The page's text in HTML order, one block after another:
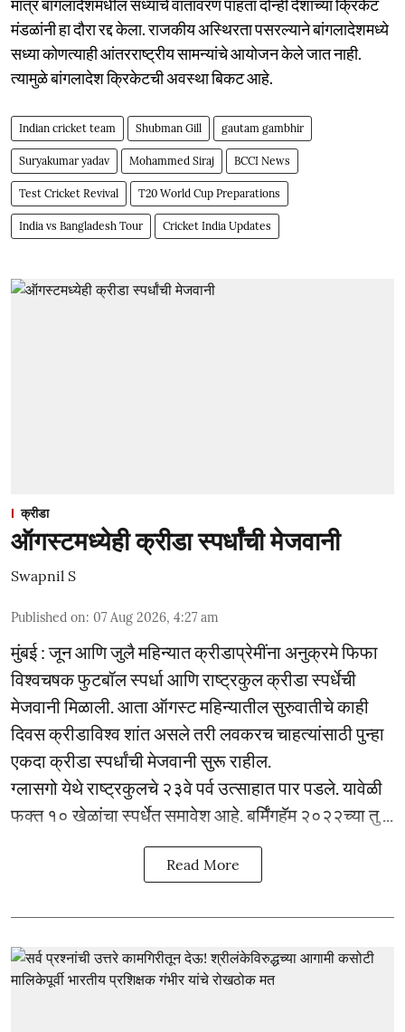
मात्र बांगलादेशमधील सध्याचे वातावरण पाहता दोन्ही देशांच्या क्रिकेट
मंडळांनी हा दौरा रद्द केला. राजकीय अस्थिरता पसरल्याने बांगलादेशमध्ये
सध्या कोणत्याही आंतरराष्ट्रीय सामन्यांचे आयोजन केले जात नाही.
त्यामुळे बांगलादेश क्रिकेटची अवस्था बिकट आहे.
Indian cricket team Shubman Gill gautam gambhir
Suryakumar yadav Mohammed Siraj BCCI News
Test Cricket Revival T20 World Cup Preparations
India vs Bangladesh Tour Cricket India Updates
क्रीडा
ऑगस्टमध्येही क्रीडा स्पर्धांची मेजवानी
Swapnil S
Published on: 07 Aug 2026, 4:27 am
मुंबई : जून आणि जुलै महिन्यात क्रीडाप्रेमींना अनुक्रमे फिफा
विश्वचषक फुटबॉल स्पर्धा आणि राष्ट्रकुल क्रीडा स्पर्धेची
मेजवानी मिळाली. आता ऑगस्ट महिन्यातील सुरुवातीचे काही
दिवस क्रीडाविश्व शांत असले तरी लवकरच चाहत्यांसाठी पुन्हा
एकदा क्रीडा स्पर्धांची मेजवानी सुरू राहील.
ग्लासगो येथे राष्ट्रकुलचे २३वे पर्व उत्साहात पार पडले. यावेळी
फक्त १० खेळांचा स्पर्धेत समावेश आहे. बर्मिंगहॅम २०२२च्या तु ...
Read More